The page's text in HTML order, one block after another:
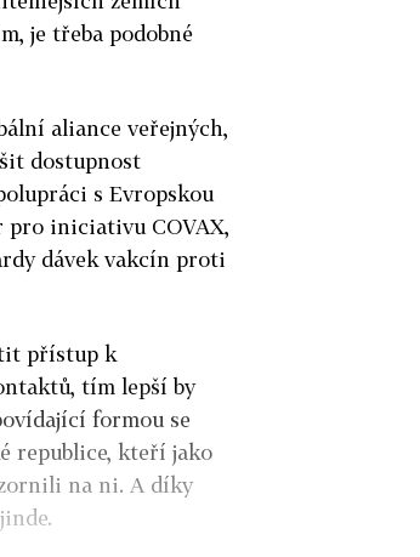
je třeba podobné
aliance veřejných,
dostupnost
s Evropskou
pro iniciativu COVAX,
dávek vakcín proti
přístup k
tím lepší by
formou se
republice, kteří jako
na ni. A díky